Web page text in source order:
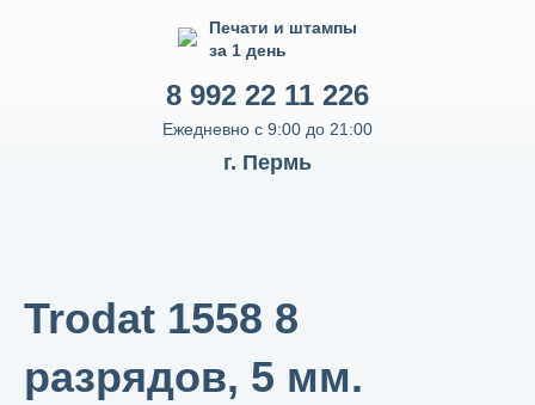
Печати и штампы
за 1 день
г. Пермь
8 992 22 11 226
Ежедневно с 9:00 до 21:00
Trodat 1558 8
разрядов, 5 мм.